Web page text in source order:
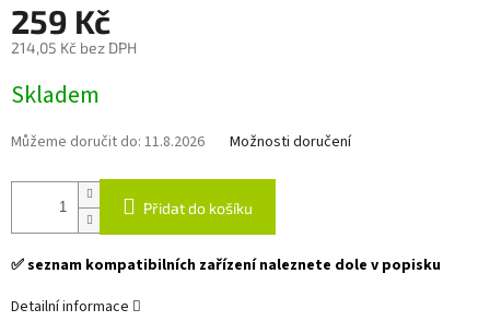
259 Kč
214,05 Kč bez DPH
cena:
Skladem
Můžeme doručit do: 11.8.2026 Možnosti doručení
Přidat do košíku
✅ seznam kompatibilních zařízení naleznete dole v popisku
Detailní informace